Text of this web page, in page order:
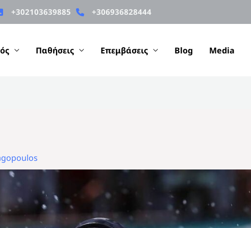
+302103639885 +306936828444
Παθήσεις Επεμβάσεις Blog Media